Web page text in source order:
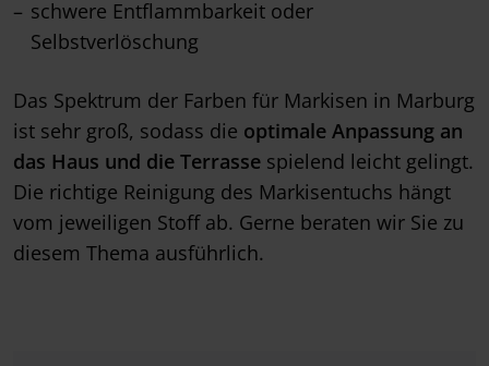
schwere Entflammbarkeit oder
Selbstverlöschung
Das Spektrum der Farben für Markisen in Marburg
ist sehr groß, sodass die optimale Anpassung an
das Haus und die Terrasse spielend leicht gelingt.
Die richtige Reinigung des Markisentuchs hängt
vom jeweiligen Stoff ab. Gerne beraten wir Sie zu
diesem Thema ausführlich.